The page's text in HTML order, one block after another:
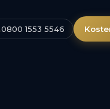
0800 1553 5546